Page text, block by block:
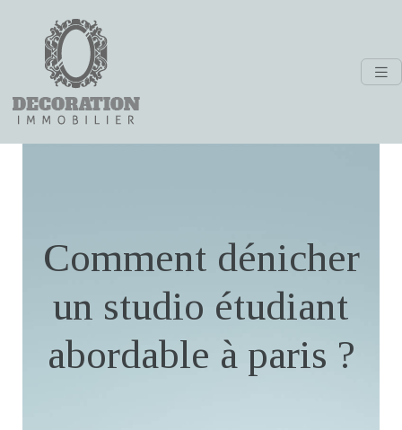
Comment dénicher
un studio étudiant
abordable à paris ?